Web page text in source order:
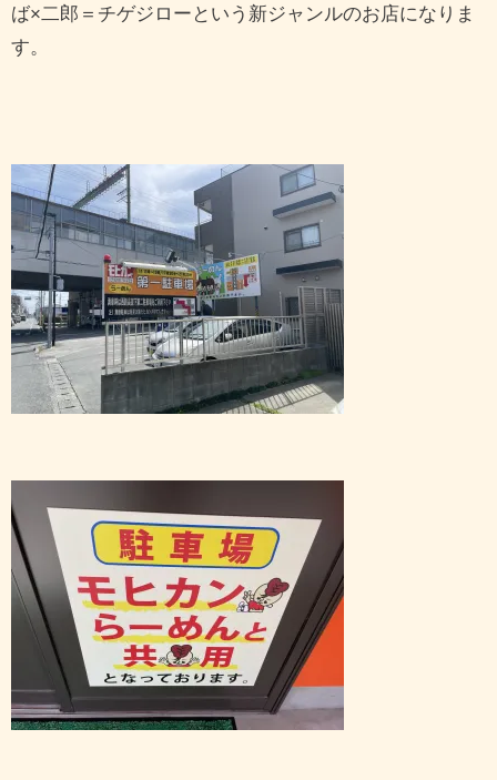
ば×二郎＝チゲジローという新ジャンルのお店になりま
す。